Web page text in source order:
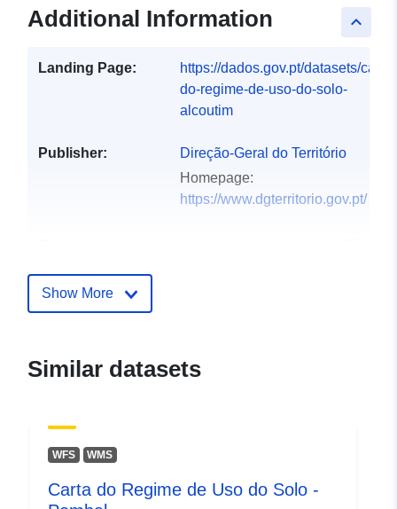
keyboard_arrow_up
Additional Information
Landing Page:
https://dados.gov.pt/datasets/carta-
do-regime-de-uso-do-solo-
alcoutim
Publisher:
Direção-Geral do Território
Homepage:
https://www.dgterritorio.gov.pt/
Identifiers: 60d202220781901dea63328f
Access Rights:
Show More
Similar datasets
WFS WMS
Carta do Regime de Uso do Solo -